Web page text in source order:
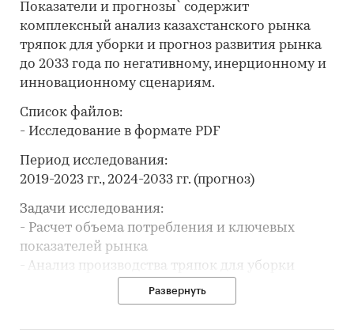
Показатели и прогнозы` содержит
комплексный анализ казахстанского рынка
тряпок для уборки и прогноз развития рынка
до 2033 года по негативному, инерционному и
инновационному сценариям.
Список файлов:
- Исследование в формате PDF
Период исследования:
2019-2023 гг., 2024-2033 гг. (прогноз)
Задачи исследования:
- Расчет объема потребления и ключевых
показателей рынка
- Анализ производства тряпок для уборки
- Составление списка производителей
- Анализ импорта и экспорта
Развернуть